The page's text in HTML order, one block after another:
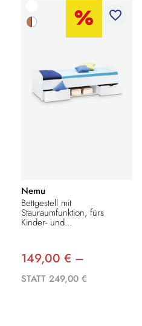
favorite_border
Nemu
Bettgestell mit
Stauraumfunktion, fürs
Kinder- und...
149,00 € –
STATT 249,00 €